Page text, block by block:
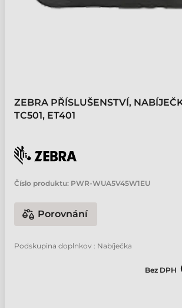
ZEBRA PŘÍSLUŠENSTVÍ,
TC501, ET401
Číslo produktu: PWR-WUA5V45W1EU
Porovnání
Podskupina doplnkov : Nabíječka
Bez DPH